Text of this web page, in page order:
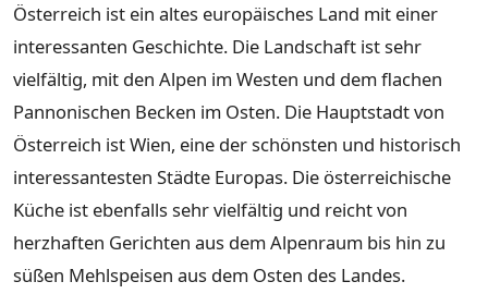
Österreich ist ein altes europäisches Land mit einer
interessanten Geschichte. Die Landschaft ist sehr
vielfältig, mit den Alpen im Westen und dem flachen
Pannonischen Becken im Osten. Die Hauptstadt von
Österreich ist Wien, eine der schönsten und historisch
interessantesten Städte Europas. Die österreichische
Küche ist ebenfalls sehr vielfältig und reicht von
herzhaften Gerichten aus dem Alpenraum bis hin zu
süßen Mehlspeisen aus dem Osten des Landes.